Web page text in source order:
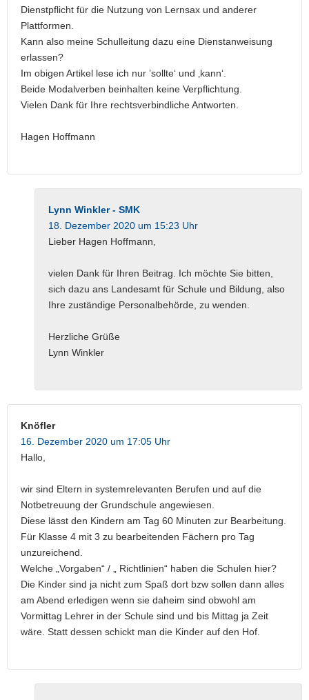
Dienstpflicht für die Nutzung von Lernsax und anderer
Plattformen.
Kann also meine Schulleitung dazu eine Dienstanweisung
erlassen?
Im obigen Artikel lese ich nur ’sollte‘ und ‚kann‘.
Beide Modalverben beinhalten keine Verpflichtung.
Vielen Dank für Ihre rechtsverbindliche Antworten.
Hagen Hoffmann
Lynn Winkler - SMK
18. Dezember 2020 um 15:23 Uhr
Lieber Hagen Hoffmann,
vielen Dank für Ihren Beitrag. Ich möchte Sie bitten,
sich dazu ans Landesamt für Schule und Bildung, also
Ihre zuständige Personalbehörde, zu wenden.
Herzliche Grüße
Lynn Winkler
Knöfler
16. Dezember 2020 um 17:05 Uhr
Hallo,
wir sind Eltern in systemrelevanten Berufen und auf die
Notbetreuung der Grundschule angewiesen.
Diese lässt den Kindern am Tag 60 Minuten zur Bearbeitung.
Für Klasse 4 mit 3 zu bearbeitenden Fächern pro Tag
unzureichend.
Welche „Vorgaben“ / „ Richtlinien“ haben die Schulen hier?
Die Kinder sind ja nicht zum Spaß dort bzw sollen dann alles
am Abend erledigen wenn sie daheim sind obwohl am
Vormittag Lehrer in der Schule sind und bis Mittag ja Zeit
wäre. Statt dessen schickt man die Kinder auf den Hof.